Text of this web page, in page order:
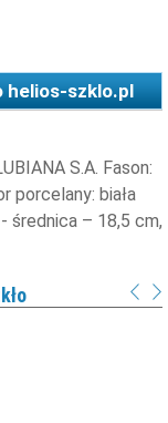
helios-szklo.pl
S.A. Fason:
porcelany: biała
średnica – 18,5 cm,